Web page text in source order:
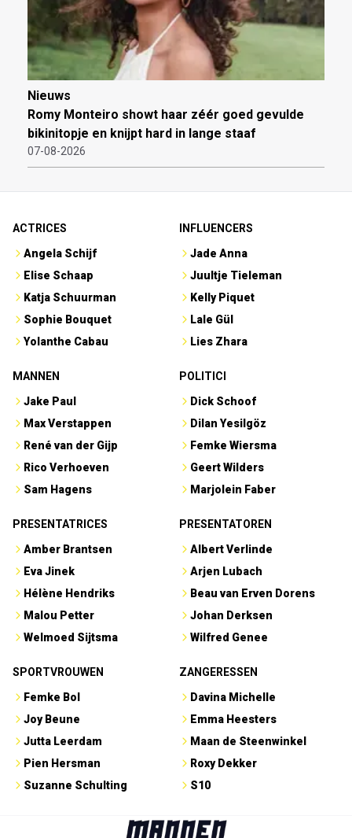
Nieuws
Romy Monteiro showt haar zéér goed gevulde
bikinitopje en knijpt hard in lange staaf
07-08-2026
ACTRICES
Angela Schijf
Elise Schaap
Katja Schuurman
Sophie Bouquet
Yolanthe Cabau
INFLUENCERS
Jade Anna
Juultje Tieleman
Kelly Piquet
Lale Gül
Lies Zhara
MANNEN
Jake Paul
Max Verstappen
René van der Gijp
Rico Verhoeven
Sam Hagens
POLITICI
Dick Schoof
Dilan Yesilgöz
Femke Wiersma
Geert Wilders
Marjolein Faber
PRESENTATRICES
Amber Brantsen
Eva Jinek
Hélène Hendriks
Malou Petter
Welmoed Sijtsma
PRESENTATOREN
Albert Verlinde
Arjen Lubach
Beau van Erven Dorens
Johan Derksen
Wilfred Genee
SPORTVROUWEN
Femke Bol
Joy Beune
Jutta Leerdam
Pien Hersman
Suzanne Schulting
ZANGERESSEN
Davina Michelle
Emma Heesters
Maan de Steenwinkel
Roxy Dekker
S10